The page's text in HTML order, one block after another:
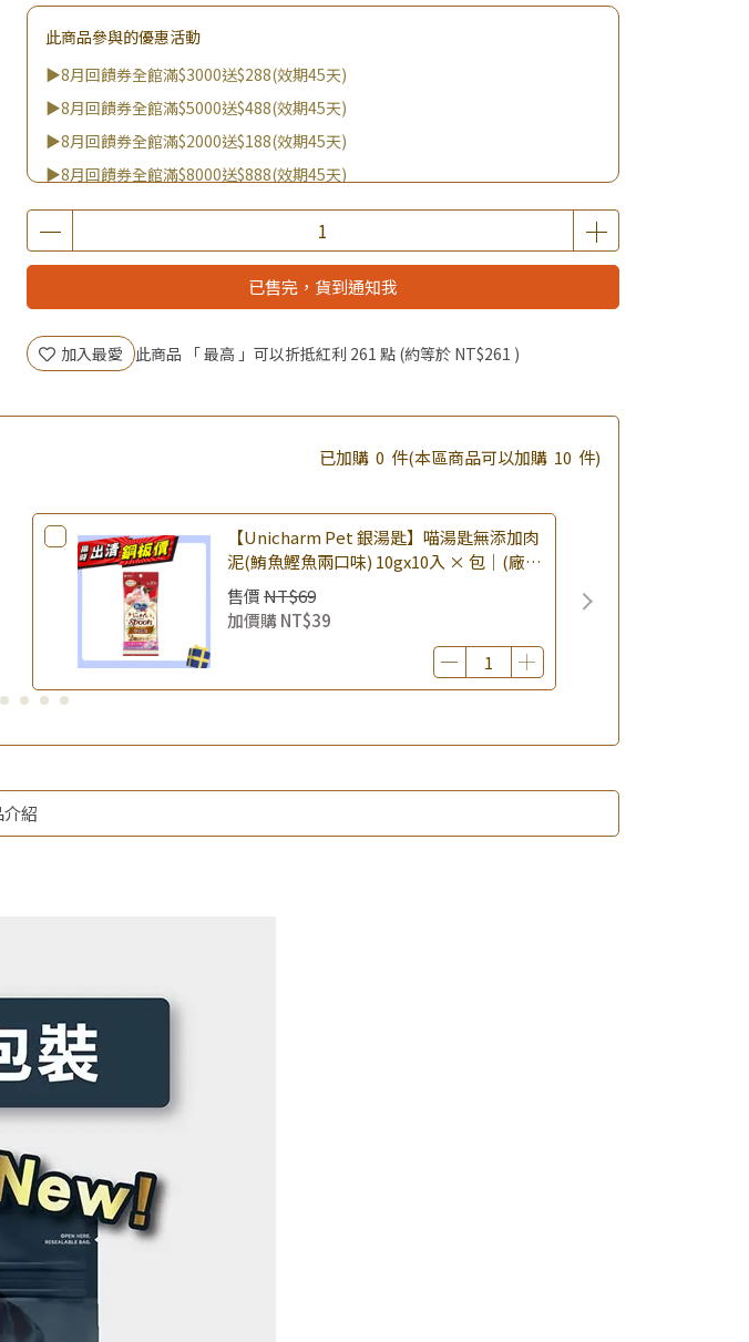
此商品參與的優惠活動
▶8月回饋券全館滿$3000送$288(效期45天)
▶8月回饋券全館滿$5000送$488(效期45天)
▶8月回饋券全館滿$2000送$188(效期45天)
▶8月回饋券全館滿$8000送$888(效期45天)
▶8/8王國雙饗日 全館9折
▶消費滿999｜享超值價$299加購BIO UP面膜
▶全館不限消費金額｜享超值價$19起 加購自然主義嚐鮮試吃組！
▶王國加購活動 訂單享超值優惠價加購好物
▶全館品項超殺加購活動開跑啦！
▶夏祭好禮｜購買犬貓乾溼糧，滿額享好禮5選3 (限量贈完為止)
已售完，貨到通知我
加入最愛 此商品 「 最高 」可以折抵紅利 261 點 (約等於 NT$261 )
已加購 0 件(本區商品可以加購 10 件)
【Unicharm Pet 銀湯匙】喵湯匙無添加肉
泥(鮪魚鰹魚兩口味) 10gx10入 × 包｜(廠效
期20260819) 貓肉泥 貓點心 肉泥條｜即期
品
售價NT$69
加價購NT$39
介紹